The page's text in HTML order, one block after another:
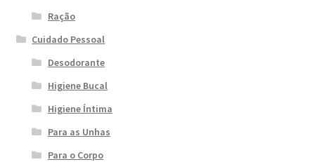
Ração
Cuidado Pessoal
Desodorante
Higiene Bucal
Higiene Íntima
Para as Unhas
Para o Corpo